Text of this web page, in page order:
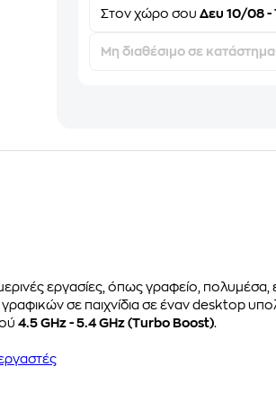
Στονχώρο σου Δευ 10/08 -
Μη διαθέσιμο σε κατάστημα
εργασίες, όπως γραφείο, πολυμέσα,
σε παιχνίδια σε έναν desktop
4.5 GHz - 5.4 GHz (Turbo Boost).